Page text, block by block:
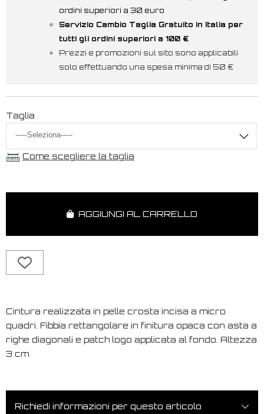
ordini superiori a 30 euro
Servizio Cambio Taglia Gratuito in Italia per
tutti gli ordini superiori a 100 €
Prezzi e promozioni sul sito sono applicabili
solo effettuando una spesa minima di 50 €
Taglia
Come scegliere la taglia
AGGIUNGI AL CARRELLO
Cintura realizzata in pelle crosta incisa a micro
quadri. Fibbia rettangolare in finitura opaca con asta a
righe diagonali e patch logo applicata al fondo. Altezza
3 cm
Richiedi informazioni per questo articolo